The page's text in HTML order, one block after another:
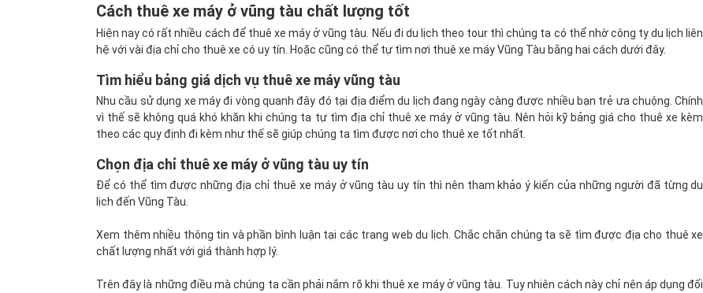
Cách thuê xe máy ở vũng tàu chất lượng tốt
Hiện nay có rất nhiều cách để thuê xe máy ở vũng tàu. Nếu đi du lịch theo tour thì chúng ta có thể nhờ công ty du lịch liên
hệ với vài địa chỉ cho thuê xe có uy tín. Hoặc cũng có thể tự tìm nơi thuê xe máy Vũng Tàu bằng hai cách dưới đây.
Tìm hiểu bảng giá dịch vụ thuê xe máy vũng tàu
Nhu cầu sử dụng xe máy đi vòng quanh đây đó tại địa điểm du lịch đang ngày càng được nhiều bạn trẻ ưa chuộng. Chính
vì thế sẽ không quá khó khăn khi chúng ta tự tìm địa chỉ thuê xe máy ở vũng tàu. Nên hỏi kỹ bảng giá cho thuê xe kèm
theo các quy định đi kèm như thế sẽ giúp chúng ta tìm được nơi cho thuê xe tốt nhất.
Chọn địa chỉ thuê xe máy ở vũng tàu uy tín
Để có thể tìm được những địa chỉ thuê xe máy ở vũng tàu uy tín thì nên tham khảo ý kiến của những người đã từng du
lịch đến Vũng Tàu.
Xem thêm nhiều thông tin và phần bình luận tại các trang web du lịch. Chắc chắn chúng ta sẽ tìm được địa cho thuê xe
chất lượng nhất với giá thành hợp lý.
Trên đây là những điều mà chúng ta cần phải nắm rõ khi thuê xe máy ở vũng tàu. Tuy nhiên cách này chỉ nên áp dụng đối